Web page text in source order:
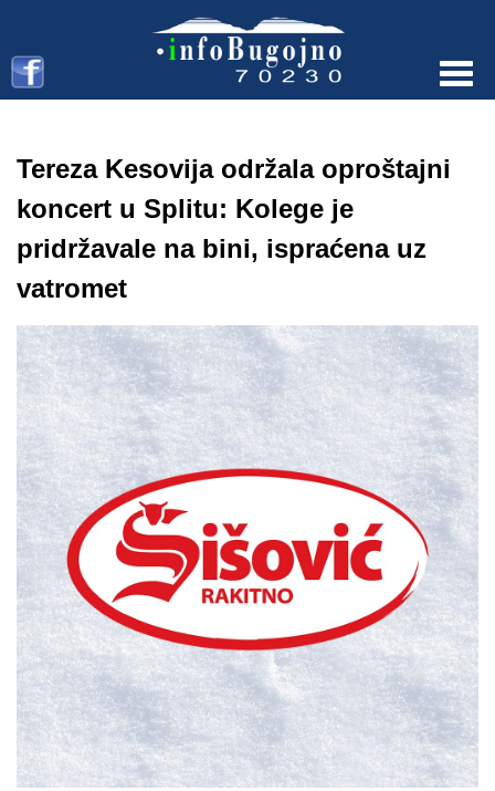
Tereza Kesovija održala oproštajni
koncert u Splitu: Kolege je
pridržavale na bini, ispraćena uz
vatromet